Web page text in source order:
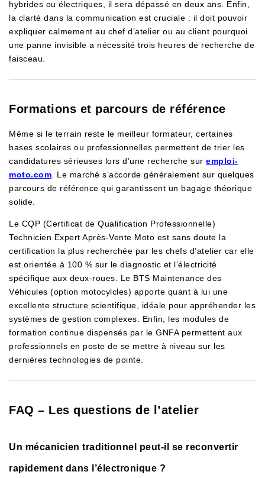
hybrides ou électriques, il sera dépassé en deux ans. Enfin,
la clarté dans la communication est cruciale : il doit pouvoir
expliquer calmement au chef d’atelier ou au client pourquoi
une panne invisible a nécessité trois heures de recherche de
faisceau.
Formations et parcours de référence
Même si le terrain reste le meilleur formateur, certaines
bases scolaires ou professionnelles permettent de trier les
candidatures sérieuses lors d’une recherche sur emploi-
moto.com . Le marché s’accorde généralement sur quelques
parcours de référence qui garantissent un bagage théorique
solide.
Le CQP (Certificat de Qualification Professionnelle)
Technicien Expert Après-Vente Moto est sans doute la
certification la plus recherchée par les chefs d’atelier car elle
est orientée à 100 % sur le diagnostic et l’électricité
spécifique aux deux-roues. Le BTS Maintenance des
Véhicules (option motocylcles) apporte quant à lui une
excellente structure scientifique, idéale pour appréhender les
systèmes de gestion complexes. Enfin, les modules de
formation continue dispensés par le GNFA permettent aux
professionnels en poste de se mettre à niveau sur les
dernières technologies de pointe.
FAQ – Les questions de l’atelier
Un mécanicien traditionnel peut-il se reconvertir
rapidement dans l’électronique ?